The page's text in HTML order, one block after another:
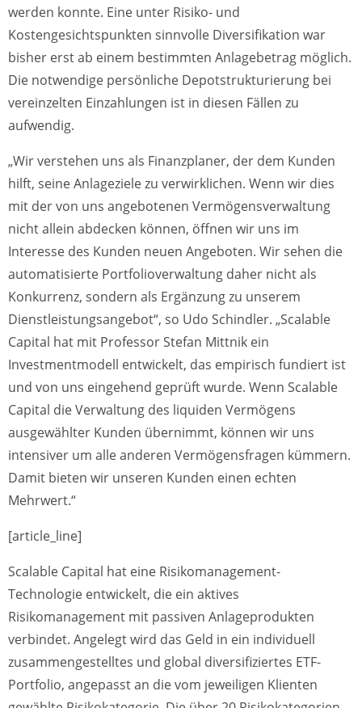
werden konnte. Eine unter Risiko- und
Kostengesichtspunkten sinnvolle Diversifikation war
bisher erst ab einem bestimmten Anlagebetrag möglich.
Die notwendige persönliche Depotstrukturierung bei
vereinzelten Einzahlungen ist in diesen Fällen zu
aufwendig.
„Wir verstehen uns als Finanzplaner, der dem Kunden
hilft, seine Anlageziele zu verwirklichen. Wenn wir dies
mit der von uns angebotenen Vermögensverwaltung
nicht allein abdecken können, öffnen wir uns im
Interesse des Kunden neuen Angeboten. Wir sehen die
automatisierte Portfolioverwaltung daher nicht als
Konkurrenz, sondern als Ergänzung zu unserem
Dienstleistungsangebot“, so Udo Schindler. „Scalable
Capital hat mit Professor Stefan Mittnik ein
Investmentmodell entwickelt, das empirisch fundiert ist
und von uns eingehend geprüft wurde. Wenn Scalable
Capital die Verwaltung des liquiden Vermögens
ausgewählter Kunden übernimmt, können wir uns
intensiver um alle anderen Vermögensfragen kümmern.
Damit bieten wir unseren Kunden einen echten
Mehrwert.“
[article_line]
Scalable Capital hat eine Risikomanagement-
Technologie entwickelt, die ein aktives
Risikomanagement mit passiven Anlageprodukten
verbindet. Angelegt wird das Geld in ein individuell
zusammengestelltes und global diversifiziertes ETF-
Portfolio, angepasst an die vom jeweiligen Klienten